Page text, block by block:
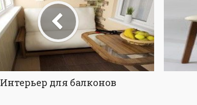
Интерьер для балконов